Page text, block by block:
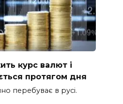
курс валют і
протягом дня
перебуває в русі.